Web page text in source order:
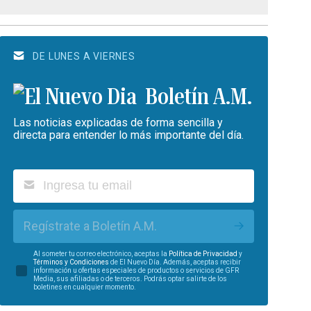
DE LUNES A VIERNES
Boletín A.M.
Las noticias explicadas de forma sencilla y
directa para entender lo más importante del día.
Regístrate a Boletín A.M.
Al someter tu correo electrónico, aceptas la Política de Privacidad y
Términos y Condiciones de El Nuevo Día. Además, aceptas recibir
información u ofertas especiales de productos o servicios de GFR
Media, sus afiliadas o de terceros. Podrás optar salirte de los
boletines en cualquier momento.